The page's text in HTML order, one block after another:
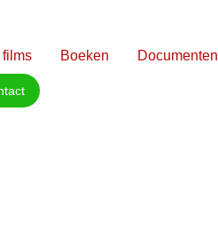
films Boeken Documenten